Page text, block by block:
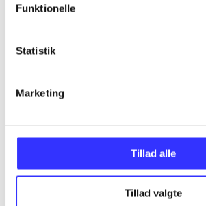
Funktionelle
Statistik
Marketing
Tillad alle
Tillad valgte
Artikler